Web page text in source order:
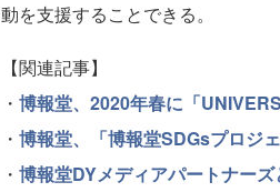
動を支援することできる。
【関連記事】
・ 博報堂、2020年春に「
・ 博報堂、「博報堂SDGsプロジ
・ 博報堂DYメディアパートナー